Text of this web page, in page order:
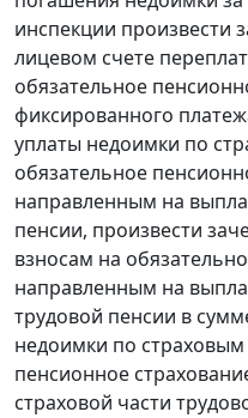
инспекции произвести
лицевом счете
обязательное
фиксированного
уплаты недоимки по
обязательное
направленным на
пенсии, произвести
взносам на
направленным на
трудовой пенсии в
недоимки по
пенсионное
страховой части